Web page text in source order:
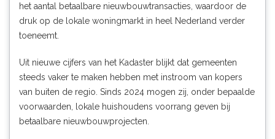
het aantal betaalbare nieuwbouwtransacties, waardoor de
druk op de lokale woningmarkt in heel Nederland verder
toeneemt.
Uit nieuwe cijfers van het Kadaster blijkt dat gemeenten
steeds vaker te maken hebben met instroom van kopers
van buiten de regio. Sinds 2024 mogen zij, onder bepaalde
voorwaarden, lokale huishoudens voorrang geven bij
betaalbare nieuwbouwprojecten.